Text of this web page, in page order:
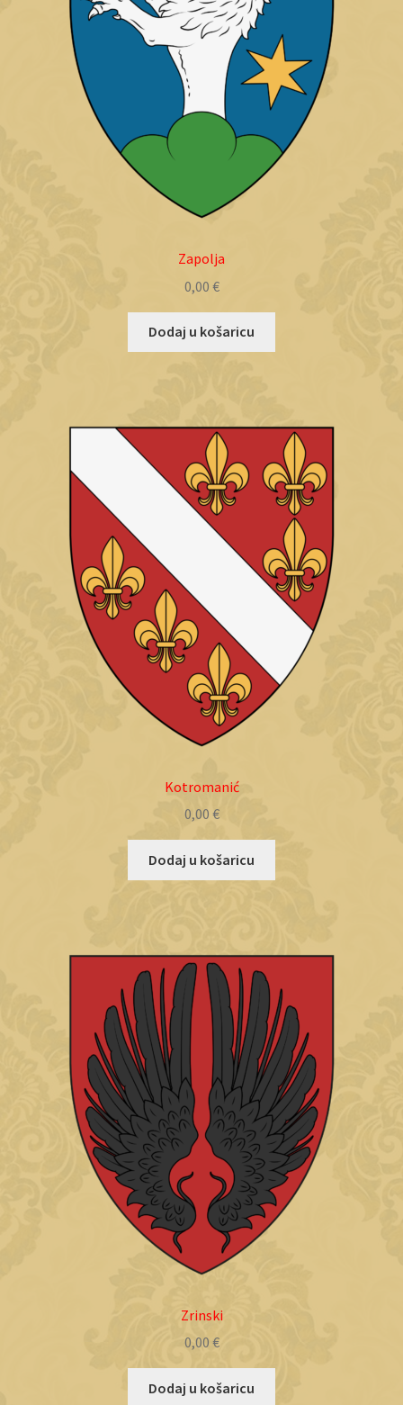
Zapolja
0,00 €
Dodaj u košaricu
Kotromanić
0,00 €
Dodaj u košaricu
Zrinski
0,00 €
Dodaj u košaricu